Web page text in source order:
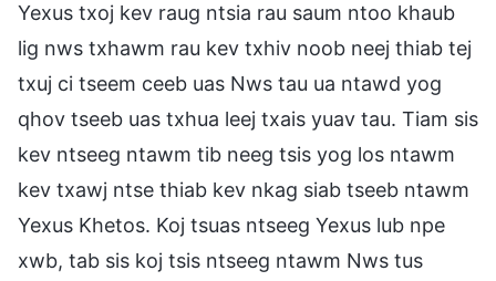
Yexus txoj kev raug ntsia rau saum ntoo khaub
lig nws txhawm rau kev txhiv noob neej thiab tej
txuj ci tseem ceeb uas Nws tau ua ntawd yog
qhov tseeb uas txhua leej txais yuav tau. Tiam sis
kev ntseeg ntawm tib neeg tsis yog los ntawm
kev txawj ntse thiab kev nkag siab tseeb ntawm
Yexus Khetos. Koj tsuas ntseeg Yexus lub npe
xwb, tab sis koj tsis ntseeg ntawm Nws tus